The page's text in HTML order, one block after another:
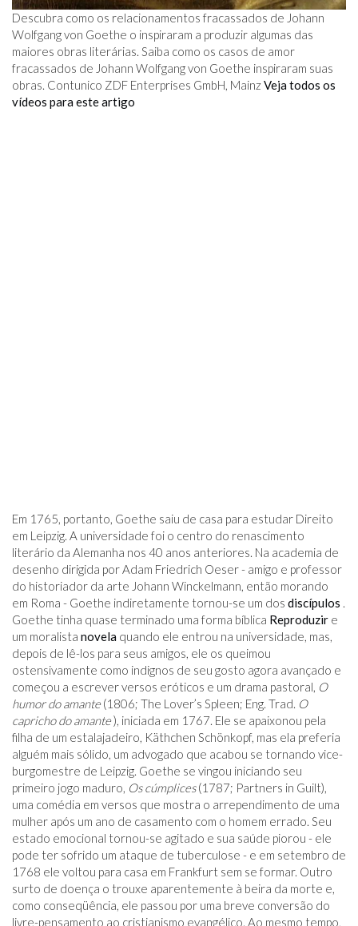
Descubra como os relacionamentos fracassados ​​de Johann
Wolfgang von Goethe o inspiraram a produzir algumas das
maiores obras literárias. Saiba como os casos de amor
fracassados ​​de Johann Wolfgang von Goethe inspiraram suas
obras. Contunico ZDF Enterprises GmbH, Mainz Veja todos os
vídeos para este artigo
Em 1765, portanto, Goethe saiu de casa para estudar Direito
em Leipzig. A universidade foi o centro do renascimento
literário da Alemanha nos 40 anos anteriores. Na academia de
desenho dirigida por Adam Friedrich Oeser - amigo e professor
do historiador da arte Johann Winckelmann, então morando
em Roma - Goethe indiretamente tornou-se um dos discípulos .
Goethe tinha quase terminado uma forma bíblica Reproduzir e
um moralista novela quando ele entrou na universidade, mas,
depois de lê-los para seus amigos, ele os queimou
ostensivamente como indignos de seu gosto agora avançado e
começou a escrever versos eróticos e um drama pastoral, O
humor do amante(1806; The Lover’s Spleen; Eng. Trad. O
capricho do amante), iniciada em 1767. Ele se apaixonou pela
filha de um estalajadeiro, Käthchen Schönkopf, mas ela preferia
alguém mais sólido, um advogado que acabou se tornando vice-
burgomestre de Leipzig. Goethe se vingou iniciando seu
primeiro jogo maduro, Os cúmplices(1787; Partners in Guilt),
uma comédia em versos que mostra o arrependimento de uma
mulher após um ano de casamento com o homem errado. Seu
estado emocional tornou-se agitado e sua saúde piorou - ele
pode ter sofrido um ataque de tuberculose - e em setembro de
1768 ele voltou para casa em Frankfurt sem se formar. Outro
surto de doença o trouxe aparentemente à beira da morte e,
como conseqüência, ele passou por uma breve conversão do
livre-pensamento ao cristianismo evangélico. Ao mesmo tempo,